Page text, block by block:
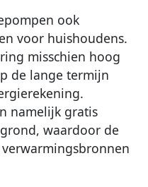
ook
voor huishoudens.
misschien hoog
de lange termijn
namelijk gratis
waardoor de